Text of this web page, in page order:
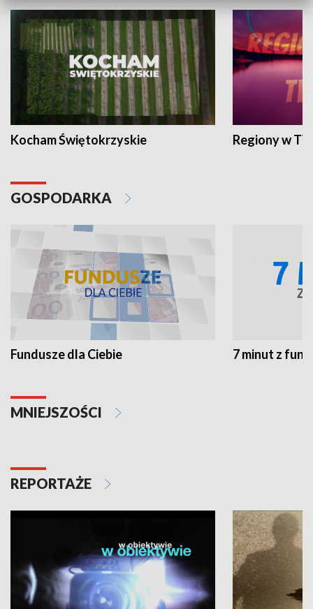
Kocham Świętokrzyskie Regiony w
GOSPODARKA
Fundusze dla Ciebie 7 minut z
MNIEJSZOŚCI
REPORTAŻE